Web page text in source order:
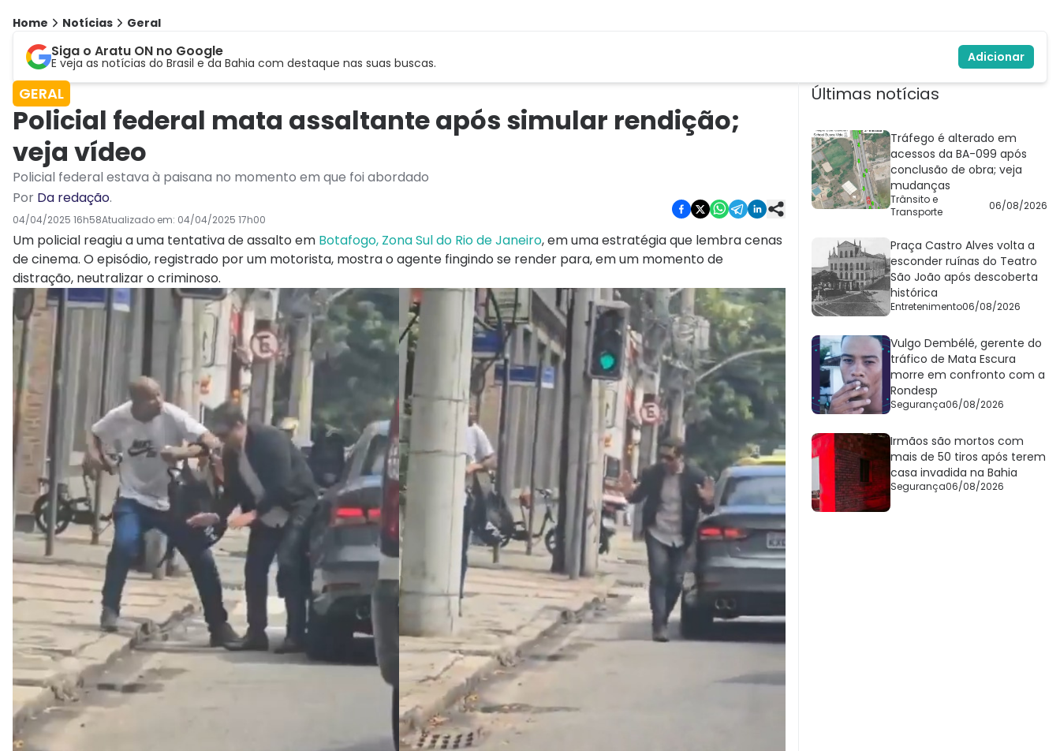
Home Notícias Geral
Siga o Aratu ON no Google
E veja as notícias do Brasil e da Bahia com destaque nas suas buscas. Adicionar
GERAL
Policial federal mata assaltante após simular rendição;
veja vídeo
Policial federal estava à paisana no momento em que foi abordado
Por Da redação.
04/04/2025 16h58Atualizado em: 04/04/2025 17h00
Um policial reagiu a uma tentativa de assalto em Botafogo, Zona Sul do Rio de Janeiro, em uma estratégia que lembra cenas
de cinema. O episódio, registrado por um motorista, mostra o agente fingindo se render para, em um momento de
distração, neutralizar o criminoso.
Últimas notícias
Tráfego é alterado em
acessos da BA-099 após
conclusão de obra; veja
mudanças
Trânsito e
Transporte
06/08/2026
Praça Castro Alves volta a
esconder ruínas do Teatro
São João após descoberta
histórica
Entretenimento06/08/2026
Vulgo Dembélé, gerente do
tráfico de Mata Escura
morre em confronto com a
Rondesp
Segurança06/08/2026
Irmãos são mortos com
mais de 50 tiros após terem
casa invadida na Bahia
Segurança06/08/2026